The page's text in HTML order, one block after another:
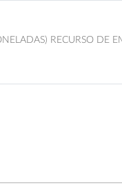
RECURSO DE